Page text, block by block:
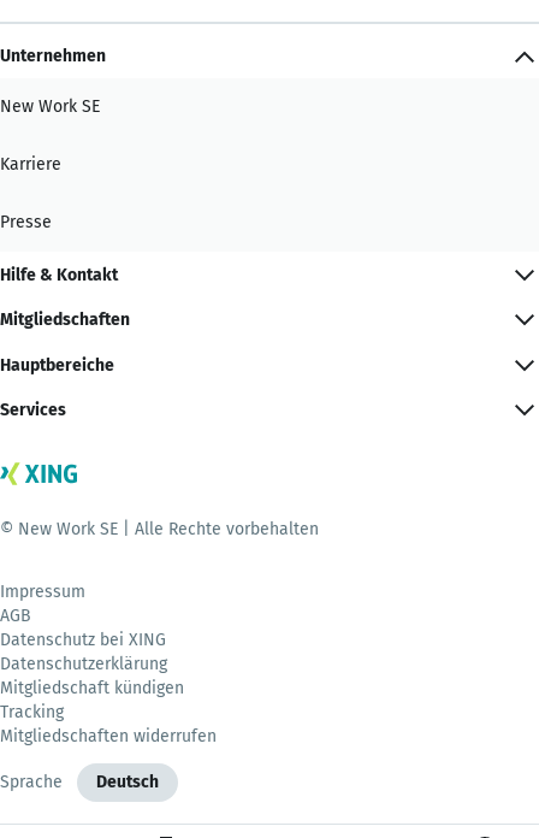
Unternehmen
New Work SE
Karriere
Presse
Hilfe & Kontakt
Mitgliedschaften
Hauptbereiche
Services
© New Work SE | Alle Rechte vorbehalten
Impressum
AGB
Datenschutz bei XING
Datenschutzerklärung
Mitgliedschaft kündigen
Tracking
Mitgliedschaften widerrufen
Sprache Deutsch